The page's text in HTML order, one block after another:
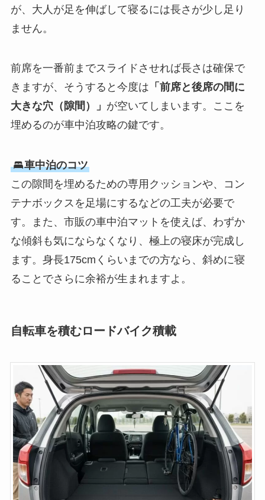
が、大人が足を伸ばして寝るには長さが少し足り
ません。
前席を一番前までスライドさせれば長さは確保で
きますが、そうすると今度は 「前席と後席の間に
大きな穴（隙間）」 が空いてしまいます。ここを
埋めるのが車中泊攻略の鍵です。
車中泊のコツ
この隙間を埋めるための専用クッションや、コン
テナボックスを足場にするなどの工夫が必要で
す。また、市販の車中泊マットを使えば、わずか
な傾斜も気にならなくなり、極上の寝床が完成し
ます。身長175cmくらいまでの方なら、斜めに寝
ることでさらに余裕が生まれますよ。
自転車を積むロードバイク積載